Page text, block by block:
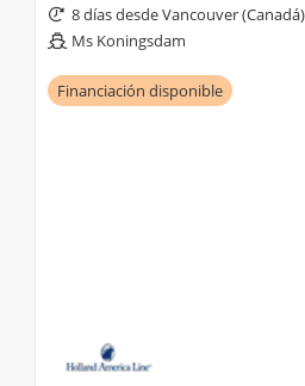
8 días desde Vancouver (Canadá)
Ms Koningsdam
Financiación disponible